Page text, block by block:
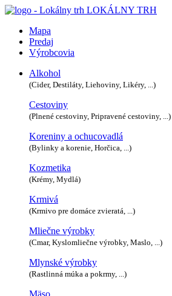
LOKÁLNY TRH
Mapa
Predaj
Výrobcovia
Alkohol
(Cider, Destiláty, Liehoviny, Likéry, ...)
Cestoviny
(Plnené cestoviny, Pripravené cestoviny, ...)
Koreniny a ochucovadlá
(Bylinky a korenie, Horčica, ...)
Kozmetika
(Krémy, Mydlá)
Krmivá
(Krmivo pre domáce zvieratá, ...)
Mliečne výrobky
(Cmar, Kyslomliečne výrobky, Maslo, ...)
Mlynské výrobky
(Rastlinná múka a pokrmy, ...)
Mäso